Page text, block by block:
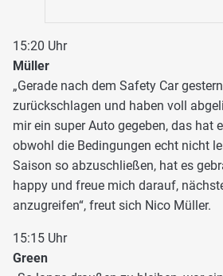
15:20 Uhr
Müller
„Gerade nach dem Safety Car
zurückschlagen und haben voll
mir ein super Auto gegeben, das hat
obwohl die Bedingungen echt nicht
Saison so abzuschließen, hat es
happy und freue mich darauf,
anzugreifen“, freut sich Nico Müller.
15:15 Uhr
Green